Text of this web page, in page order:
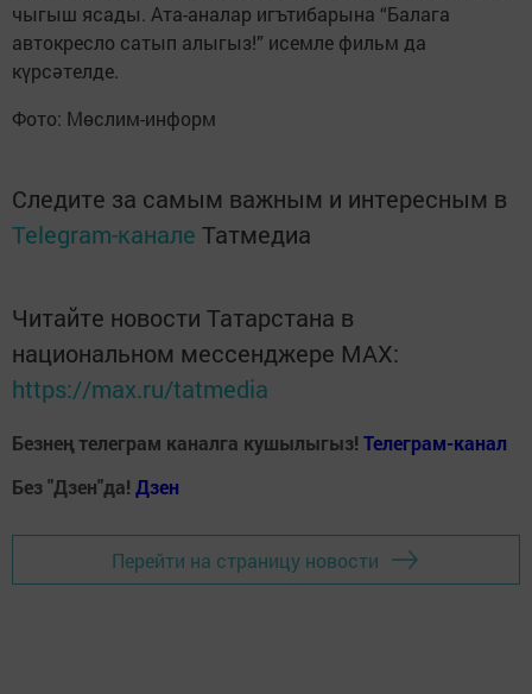
чыгыш ясады. Ата-аналар игътибарына “Балага
автокресло сатып алыгыз!” исемле фильм да
күрсәтелде.
Фото: Мөслим-информ
Следите за самым важным и интересным в
Telegram-канале Татмедиа
Читайте новости Татарстана в
национальном мессенджере MАХ:
https://max.ru/tatmedia
Безнең телеграм каналга кушылыгыз! Телеграм-канал
Без "Дзен"да! Дзен
Перейти на страницу новости